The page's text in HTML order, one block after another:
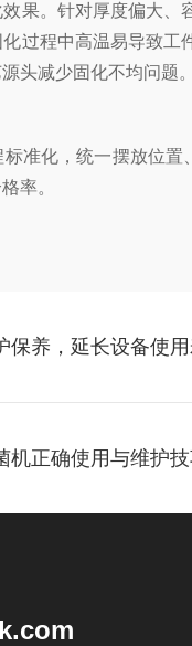
。针对厚度偏大、
过程中高温易导致
头减少固化不均问题
化，统一摆放位置
率。
保养，延长设备使
机正确使用与维护